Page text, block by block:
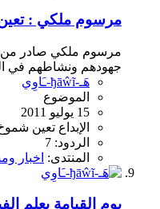
مرسوم ملكي : تعين
جهودهم ونشاطهم في
هَـ-ђāŵĩ-ـَاوِي
الموضوع
15 يوليو 2011
الإبداع تعين
الردود: 7
المنتدى: اخبار
يوم القيامة بعلم